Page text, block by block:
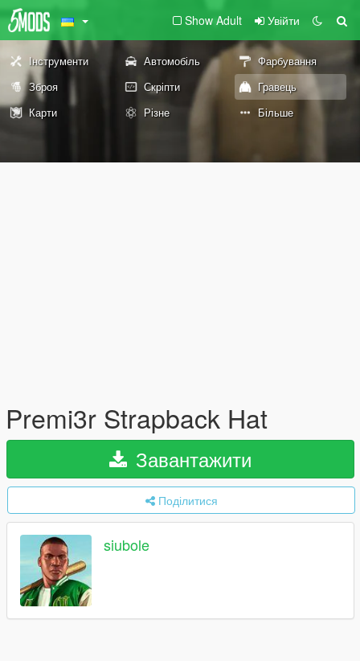
Show Adult Увійти
Інструменти Автомобіль
Фарбування
Зброя
Скріпти
Гравець
Карти
Різне Більше
Premi3r Strapback Hat
Завантажити
Поділитися
siubole